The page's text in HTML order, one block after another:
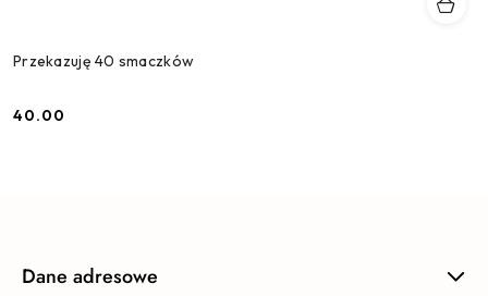
Przekazuję 40 smaczków
Cena:
40.00
Dane adresowe